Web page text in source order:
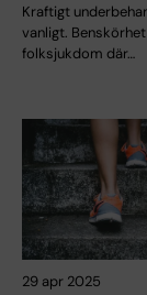
Kraftigt
vanligt.
folksjukdom där…
29 apr 2025